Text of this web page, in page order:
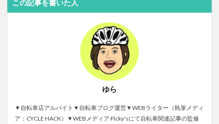
この記事を書いた人
ゆら
▼自転車店アルバイト▼自転車ブログ運営▼WEBライター（執筆メディ
ア：CYCLE HACK）▼WEBメディア Picky'sにて自転車関連記事の監修